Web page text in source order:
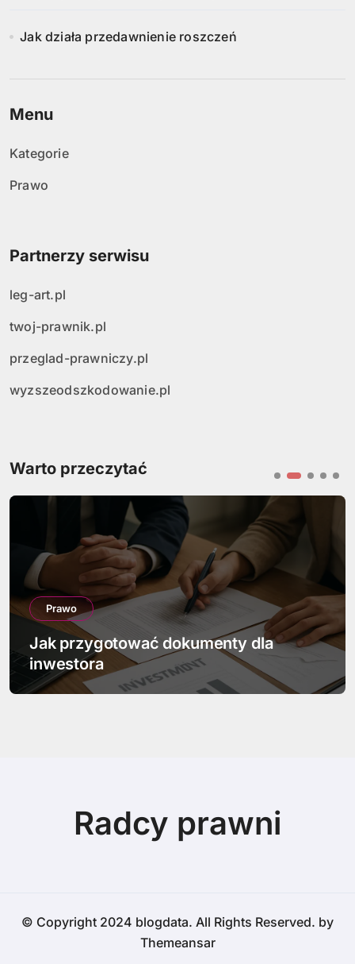
Jak działa przedawnienie roszczeń
Menu
Kategorie
Prawo
Partnerzy serwisu
leg-art.pl
twoj-prawnik.pl
przeglad-prawniczy.pl
wyzszeodszkodowanie.pl
Warto przeczytać
Prawo
Jak przygotować dokumenty dla
inwestora
Radcy prawni
© Copyright 2024 blogdata. All Rights Reserved. by
Themeansar